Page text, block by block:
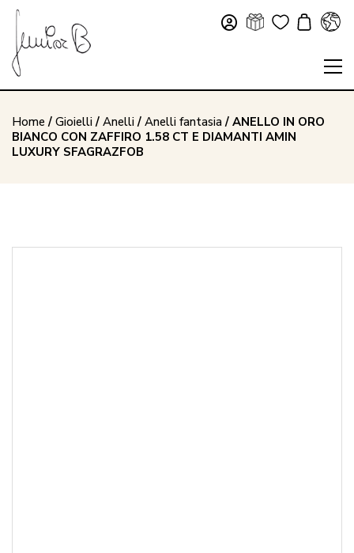
Home / Gioielli/ Anelli/ Anelli fantasia/ ANELLO IN ORO
BIANCO CON ZAFFIRO 1.58 CT E DIAMANTI AMIN
LUXURY SFAGRAZFOB